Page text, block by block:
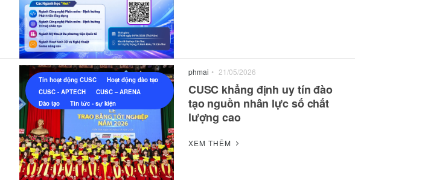
Tin hoạt động CUSC
Hoạt động đào tạo
CUSC - APTECH
CUSC – ARENA
Đào tạo
Tin tức - sự kiện
phmai • 21/05/2026
CUSC khẳng định uy tín đào
tạo nguồn nhân lực số chất
lượng cao
XEM THÊM